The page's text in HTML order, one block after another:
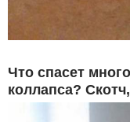
Что спасет
коллапса?